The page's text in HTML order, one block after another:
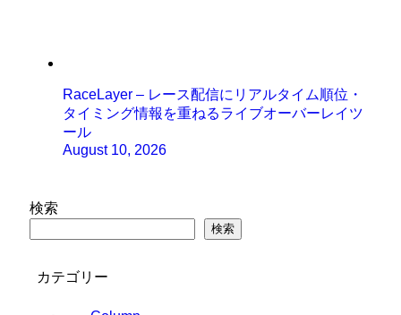
RaceLayer – レース配信にリアルタイム順位・
タイミング情報を重ねるライブオーバーレイツ
ール
August 10, 2026
検索
検索
カテゴリー